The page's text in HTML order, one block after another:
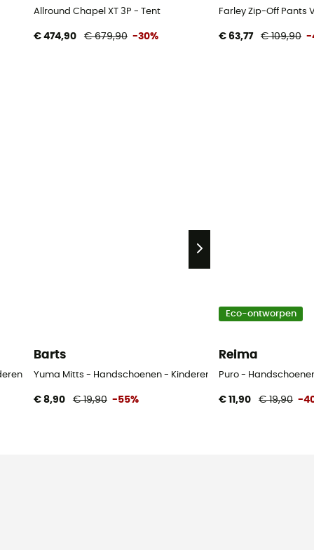
Allround Chapel XT 3P - Tent
€ 474,90 € 679,90 -30%
Farley Zip-Off Pants
€ 63,77 € 109,90 -
Barts
Yuma Mitts - Handschoenen - Kinderen
€ 8,90 € 19,90 -55%
Eco-ontworpen
Reima
Puro -
€ 11,90 € 19,90 -